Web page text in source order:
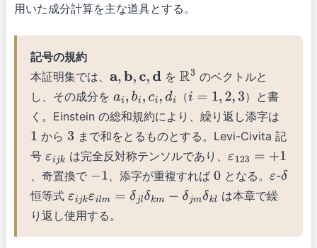
用いた成分計算を主な道具とする。
記号の規約
本証明集では、a,b,c, d を R3 のベクトルと
し、その成分をai,bi,ci ,di （i=1,2,3
）と書
く。Einstein の総和規約により、繰り返し添字は
1 から 3 まで和をとるものとする。Levi-Civita 記
号εijk は完全反対称テンソルであり、 ε123 =+ 1
、奇置換で −1 、添字が重複すれば0 となる。ε-δ
恒等式εijkεilm=δj δkm−δ mδkl
は本章で繰
り返し使用する。